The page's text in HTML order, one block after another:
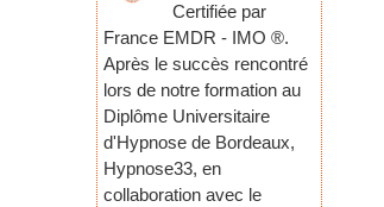
Certifiée par
France EMDR - IMO ®.
Après le succès rencontré
lors de notre formation au
Diplôme Universitaire
d'Hypnose de Bordeaux,
Hypnose33, en
collaboration avec le